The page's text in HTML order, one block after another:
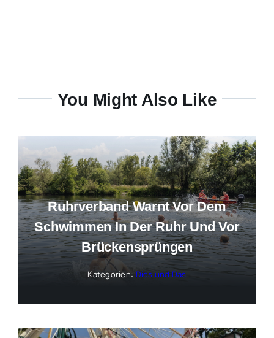
You Might Also Like
Ruhrverband Warnt Vor Dem
Schwimmen In Der Ruhr Und Vor
Brückensprüngen
Kategorien: Dies und Das